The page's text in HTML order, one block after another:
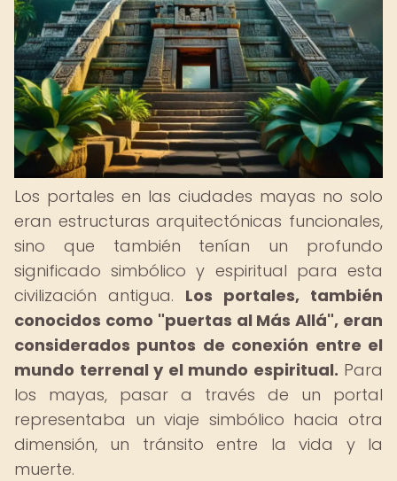
Los portales en las ciudades mayas no solo
eran estructuras arquitectónicas funcionales,
sino que también tenían un profundo
significado simbólico y espiritual para esta
civilización antigua. Los portales, también
conocidos como "puertas al Más Allá", eran
considerados puntos de conexión entre el
mundo terrenal y el mundo espiritual. Para
los mayas, pasar a través de un portal
representaba un viaje simbólico hacia otra
dimensión, un tránsito entre la vida y la
muerte.